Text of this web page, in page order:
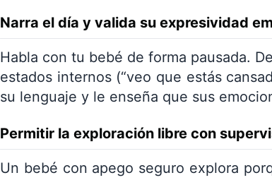
Narra el día y valida su expresividad
Habla con tu bebé de forma pausada.
estados internos (“veo que estás
su lenguaje y le enseña que sus
Permitir la exploración libre con
Un bebé con apego seguro explora